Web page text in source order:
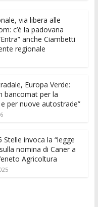
di
t
k
e
dI
n
di
vi
via libera alle
c’è la padovana
anche Ciambetti
regionale
Europa Verde:
bancomat per la
per nuove autostrade”
invoca la “legge
nomina di Caner a
Agricoltura